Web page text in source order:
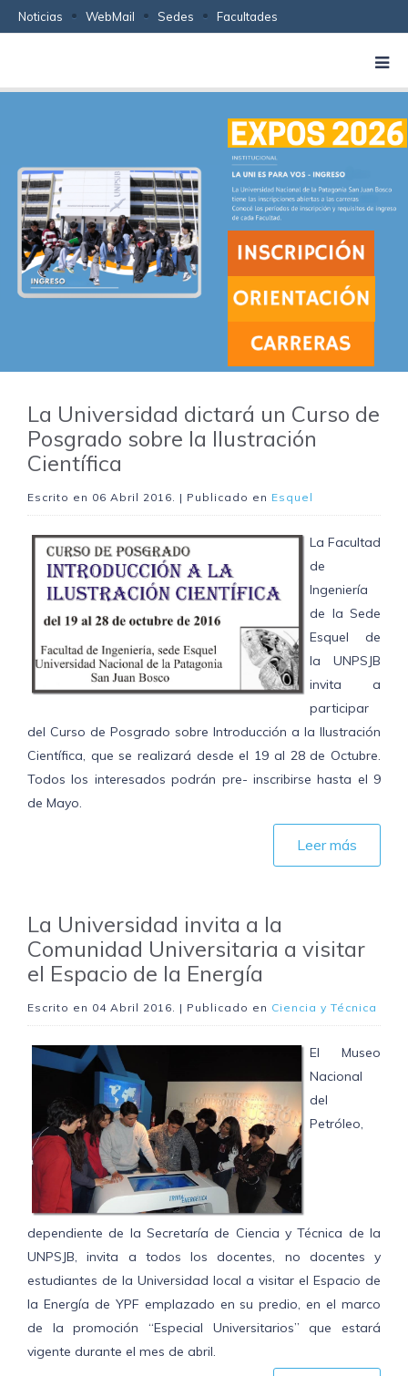
Noticias WebMail Sedes Facultades
La Universidad dictará un Curso de
Posgrado sobre la Ilustración
Científica
Escrito en 06 Abril 2016. | Publicado en Esquel
La Facultad
de
Ingeniería
de la Sede
Esquel de
la UNPSJB
invita a
participar
del Curso de Posgrado sobre Introducción a la Ilustración
Científica, que se realizará desde el 19 al 28 de Octubre.
Todos los interesados podrán pre- inscribirse hasta el 9
de Mayo.
Leer más
La Universidad invita a la
Comunidad Universitaria a visitar
el Espacio de la Energía
Escrito en 04 Abril 2016. | Publicado en Ciencia y Técnica
El Museo
Nacional
del
Petróleo,
dependiente de la Secretaría de Ciencia y Técnica de la
UNPSJB, invita a todos los docentes, no docentes y
estudiantes de la Universidad local a visitar el Espacio de
la Energía de YPF emplazado en su predio, en el marco
de la promoción “Especial Universitarios” que estará
vigente durante el mes de abril.